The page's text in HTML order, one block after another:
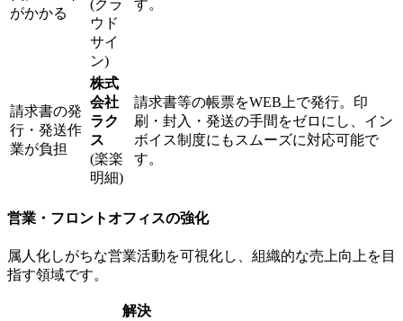
がかかる
(クラ
ウド
サイ
ン)
す。
請求書の発
行・発送作
業が負担
株式
会社
ラク
ス
(楽楽
明細)
請求書等の帳票をWEB上で発行。印
刷・封入・発送の手間をゼロにし、イン
ボイス制度にもスムーズに対応可能で
す。
営業・フロントオフィスの強化
属人化しがちな営業活動を可視化し、組織的な売上向上を目
指す領域です。
解決